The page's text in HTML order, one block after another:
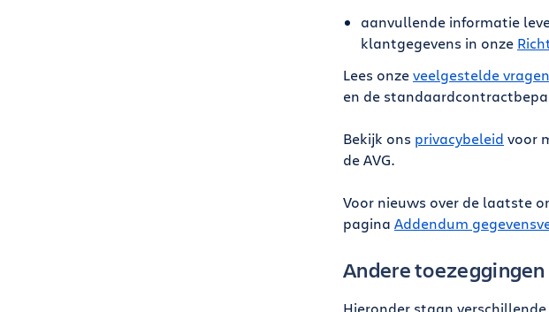
aanvullende informatie
klantgegevens in onze
Lees onzeveelgestelde
en de
Bekijk ons privacybeleid voor
de AVG.
Voor nieuws over de laatste
pagina Addendum
Andere toezeggingen
Hieronder staan